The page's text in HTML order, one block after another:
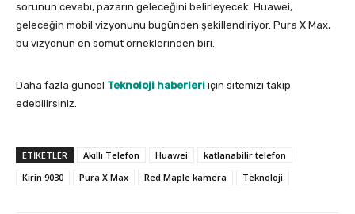
sorunun cevabı, pazarın geleceğini belirleyecek. Huawei,
geleceğin mobil vizyonunu bugünden şekillendiriyor. Pura X Max,
bu vizyonun en somut örneklerinden biri.
Daha fazla güncel Teknoloji haberleri için sitemizi takip
edebilirsiniz.
ETIKETLER Akıllı Telefon Huawei
katlanabilir telefon
Kirin 9030
Pura X Max Red Maple kamera Teknoloji